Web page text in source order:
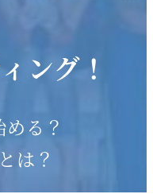
ング！
る？
は？